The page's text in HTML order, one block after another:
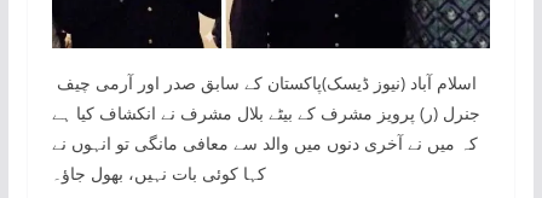
جنرل (ر) پرویز مشرف کے بیٹے بلال مشرف نے انکشاف کیا ہے
کہ میں نے آخری دنوں میں والد سے معافی مانگی تو انہوں نے
کہا کوئی بات نہیں، بھول جاؤ۔